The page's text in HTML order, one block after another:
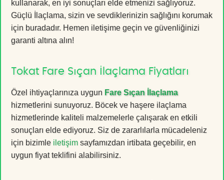
kullanarak, en iyi sonuçları elde etmenizi sağlıyoruz.
Güçlü İlaçlama, sizin ve sevdiklerinizin sağlığını korumak
için buradadır. Hemen iletişime geçin ve güvenliğinizi
garanti altına alın!
Tokat Fare Sıçan İlaçlama Fiyatları
Özel ihtiyaçlarınıza uygun Fare Sıçan İlaçlama
hizmetlerini sunuyoruz. Böcek ve haşere ilaçlama
hizmetlerinde kaliteli malzemelerle çalışarak en etkili
sonuçları elde ediyoruz. Siz de zararlılarla mücadeleniz
için bizimle iletişim sayfamızdan irtibata geçebilir, en
uygun fiyat teklifini alabilirsiniz.